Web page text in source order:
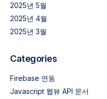
2025년 5월
2025년 4월
2025년 3월
Categories
Firebase 연동
Javascript 웹뷰 API 문서